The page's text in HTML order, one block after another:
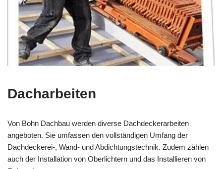
Dacharbeiten
Von Bohn Dachbau werden diverse Dachdeckerarbeiten
angeboten. Sie umfassen den vollständigen Umfang der
Dachdeckerei-, Wand- und Abdichtungstechnik. Zudem zählen
auch der Installation von Oberlichtern und das Installieren von